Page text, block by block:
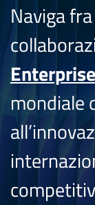
Naviga
mondiale